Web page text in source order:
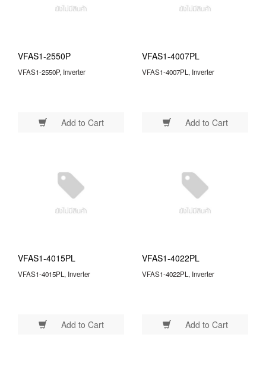
VFAS1-2550P
VFAS1-2550P, Inverter
Add to Cart
VFAS1-4007PL
VFAS1-4007PL, Inverter
Add to Cart
VFAS1-4015PL
VFAS1-4015PL, Inverter
Add to Cart
VFAS1-4022PL
VFAS1-4022PL, Inverter
Add to Cart